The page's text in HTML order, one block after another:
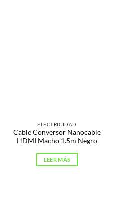
ELECTRICIDAD
Cable Conversor Nanocable
HDMI Macho 1.5m Negro
LEER MÁS